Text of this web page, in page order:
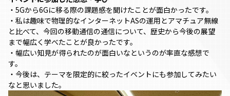
・5Gから6Gに移る際の課題感を聞けたことが面白かったです。
・私は趣味で物理的なインターネットASの運用とアマチュア無線
と比べて、今回の移動通信の通信について、歴史から今後の展望
まで幅広く学べたことが良かったです。
・幅広い知見が得られたのが面白いなというのが率直な感想で
す。
・今後は、テーマを限定的に絞ったイベントにも参加してみたい
なと思いました。